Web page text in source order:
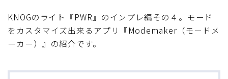
パーツのインプレ・カスタマイズ
iGPSPORT
カステリ
KNOGのライト『PWR』のインプレ編その４。モード
をカスタマイズ出来るアプリ『Modemaker（モードメ
ーカー）』の紹介です。